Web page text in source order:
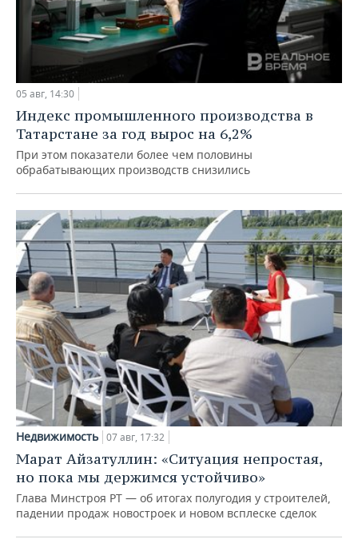
05 авг, 14:30
Индекс промышленного производства в
Татарстане за год вырос на 6,2%
При этом показатели более чем половины
обрабатывающих производств снизились
Недвижимость 07 авг, 17:32
Марат Айзатуллин: «Ситуация непростая,
но пока мы держимся устойчиво»
Глава Минстроя РТ — об итогах полугодия у строителей,
падении продаж новостроек и новом всплеске сделок